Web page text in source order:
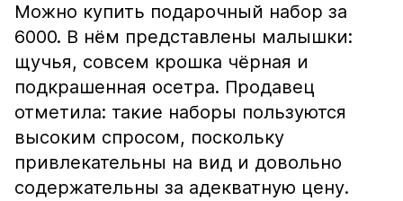
Можно купить подарочный набор за
6000. В нём представлены малышки:
щучья, совсем крошка чёрная и
подкрашенная осетра. Продавец
отметила: такие наборы пользуются
высоким спросом, поскольку
привлекательны на вид и довольно
содержательны за адекватную цену.